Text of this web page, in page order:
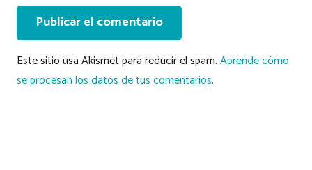
Publicar el comentario
Este sitio usa Akismet para reducir el spam.Aprende cómo
se procesan los datos de tus comentarios.